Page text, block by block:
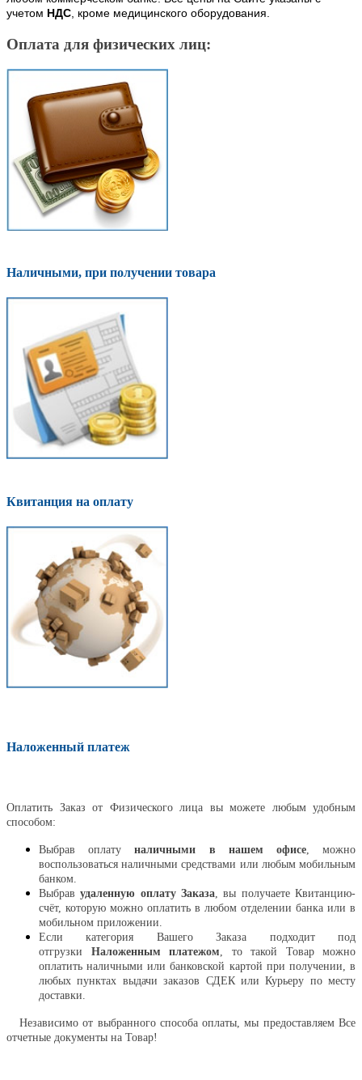
учетом НДС, кроме медицинского оборудования.
Оплата для физических лиц:
Наличными, при получении товара
Квитанция на оплату
Наложенный платеж
Оплатить Заказ от Физического лица вы можете любым удобным
способом:
Выбрав оплатуналичными в нашем офисе, можно
воспользоваться наличными средствами или любым мобильным
банком.
Выбравудаленную оплату Заказа , вы получаете Квитанцию-
счёт, которую можно оплатить в любом отделении банка или в
мобильном приложении.
Если категория Вашего Заказа подходит под
отгрузки Наложенным платежом , то такой Товар можно
оплатить наличными или банковской картой при получении, в
любых пунктах выдачи заказов СДЕК или Курьеру по месту
доставки.
Независимо от выбранного способа оплаты, мы предоставляем Все
отчетные документы на Товар!